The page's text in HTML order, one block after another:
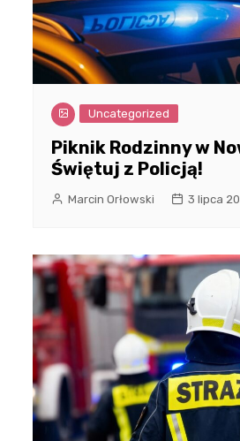
Uncategorized
Piknik Rodzinny w
Świętuj z Policją!
Marcin Orłowski 3 lipca